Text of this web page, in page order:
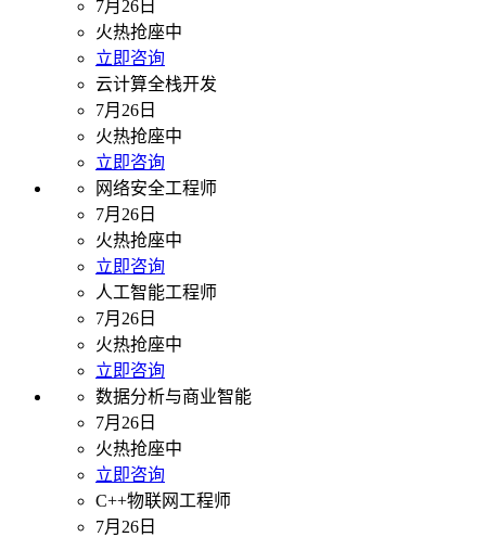
7月26日
火热抢座中
立即咨询
云计算全栈开发
7月26日
火热抢座中
立即咨询
网络安全工程师
7月26日
火热抢座中
立即咨询
人工智能工程师
7月26日
火热抢座中
立即咨询
数据分析与商业智能
7月26日
火热抢座中
立即咨询
C++物联网工程师
7月26日